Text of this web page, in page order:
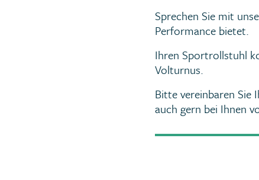
Sprechen Sie mit
Performance bietet.
Ihren Sportrollstuhl
Volturnus.
Bitte vereinbaren Sie
auch gern bei Ihnen